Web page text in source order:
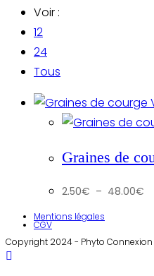
Voir :
12
24
Tous
Graines de
2.50€ – 48.00€
Mentions légales
CGV
Copyright 2024 - Phyto Connexion